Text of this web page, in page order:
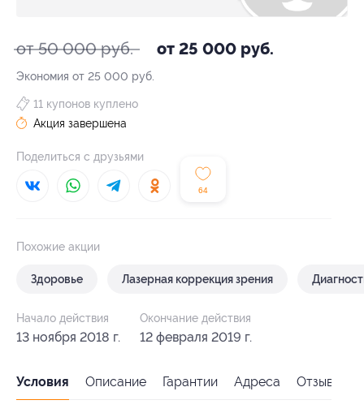
от 50 000 руб. от 25 000 руб.
Экономия от 25 000 руб.
64
11 купонов куплено
Акция завершена
Поделиться с друзьями
Похожие акции
Здоровье Лазерная коррекция зрения
Начало действия
13 ноября 2018 г.
Окончание действия
12 февраля 2019 г.
Условия Описание Гарантии Адреса Отзывы